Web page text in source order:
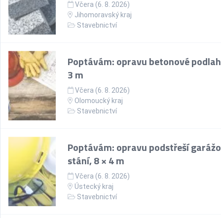
Včera (6. 8. 2026)
Jihomoravský kraj
Stavebnictví
Poptávám: opravu betonové
3 m
Včera (6. 8. 2026)
Olomoucký kraj
Stavebnictví
Poptávám: opravu podstřeší
stání, 8 × 4 m
Včera (6. 8. 2026)
Ústecký kraj
Stavebnictví